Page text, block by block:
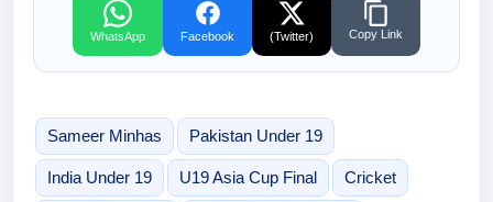
WhatsApp Facebook (Twitter) Copy Link
Sameer Minhas Pakistan Under 19
India Under 19 U19 Asia Cup Final Cricket